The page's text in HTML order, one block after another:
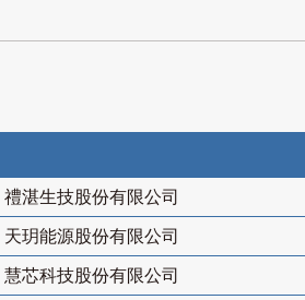
禮湛生技股份有限公司
天玥能源股份有限公司
慧芯科技股份有限公司